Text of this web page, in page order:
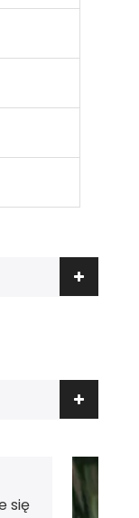
się